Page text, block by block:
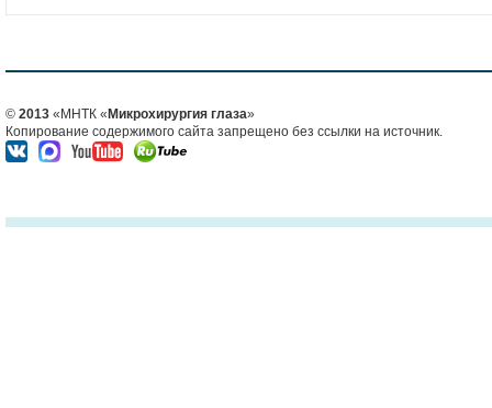
© 2013 «МНТК « Микрохирургия глаза»
Копирование содержимого сайта запрещено без ссылки на источник.